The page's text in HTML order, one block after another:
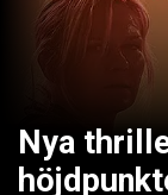
Nya